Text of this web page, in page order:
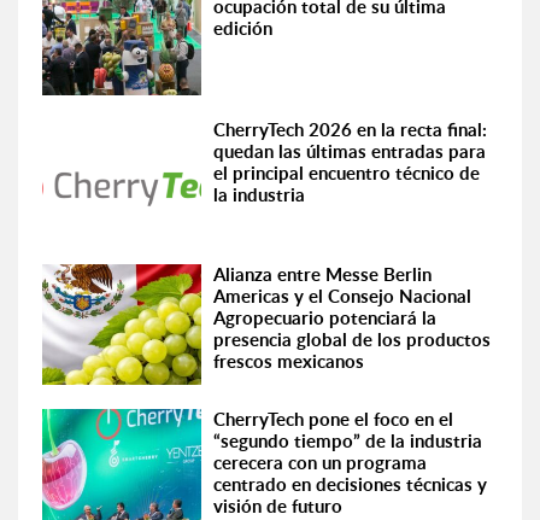
ocupación total de su última
edición
CherryTech 2026 en la recta final:
quedan las últimas entradas para
el principal encuentro técnico de
la industria
Alianza entre Messe Berlin
Americas y el Consejo Nacional
Agropecuario potenciará la
presencia global de los productos
frescos mexicanos
CherryTech pone el foco en el
“segundo tiempo” de la industria
cerecera con un programa
centrado en decisiones técnicas y
visión de futuro